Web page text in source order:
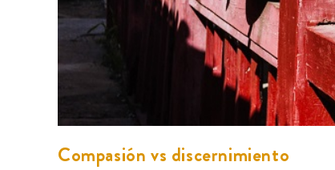
Compasión vs discernimiento